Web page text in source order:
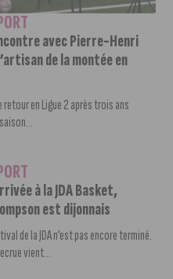
avec Pierre-Henri
de la montée en
retour en Ligue 2 après trois ans
à la JDA Basket,
est dijonnais
de la JDA n’est pas encore terminé.
vient...